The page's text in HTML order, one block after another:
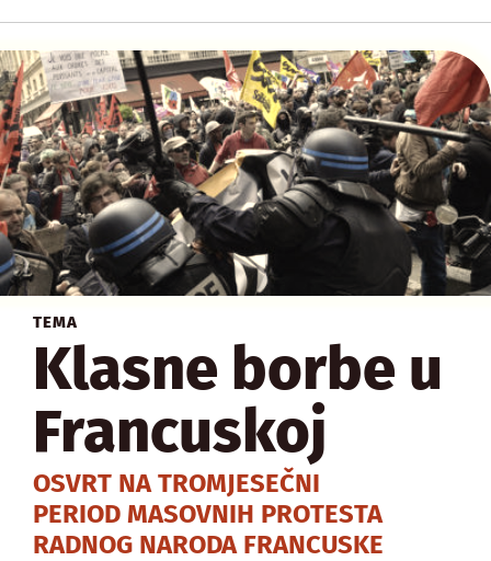
TEMA
Klasne borbe u
Francuskoj
OSVRT NA TROMJESEČNI
PERIOD MASOVNIH PROTESTA
RADNOG NARODA FRANCUSKE